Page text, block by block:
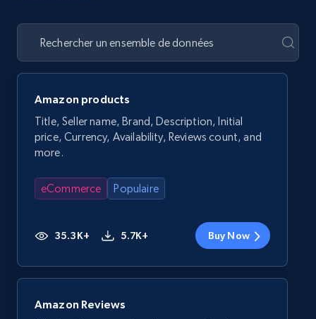
Amazon products
Title, Seller name, Brand, Description, Initial
price, Currency, Availability, Reviews count, and
more.
eCommerce Populaire
35.3K+ 5.7K+ Buy Now
Amazon Reviews